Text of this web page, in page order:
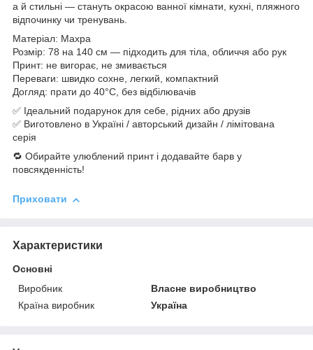
а й стильні — стануть окрасою ванної кімнати, кухні, пляжного
відпочинку чи тренувань.
Матеріал: Махра
Розмір: 78 на 140 см — підходить для тіла, обличчя або рук
Принт: не вигорає, не змивається
Переваги: швидко сохне, легкий, компактний
Догляд: прати до 40°C, без відбілювачів
✅ Ідеальний подарунок для себе, рідних або друзів
✅ Виготовлено в Україні / авторський дизайн / лімітована
серія
🔁 Обирайте улюблений принт і додавайте барв у
повсякденність!
Приховати
Характеристики
Основні
Виробник
Власне виробництво
Країна виробник
Україна